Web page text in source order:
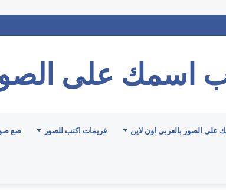
اسمك على
على الصور بالعربى اون لاين فريمات اكتب للصور ضع